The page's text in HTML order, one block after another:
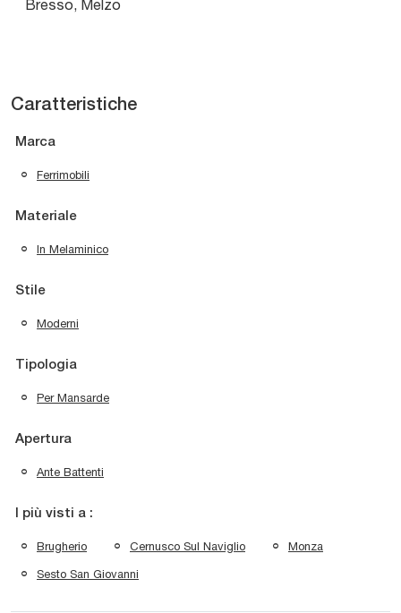
Bresso, Melzo
Caratteristiche
Marca
Ferrimobili
Materiale
In Melaminico
Stile
Moderni
Tipologia
Per Mansarde
Apertura
Ante Battenti
I più visti a :
Brugherio Cernusco Sul Naviglio Monza
Sesto San Giovanni